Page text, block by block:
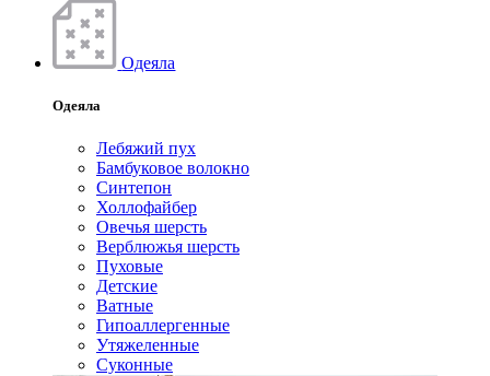
Одеяла
Одеяла
Лебяжий пух
Бамбуковое волокно
Синтепон
Холлофайбер
Овечья шерсть
Верблюжья шерсть
Пуховые
Детские
Ватные
Гипоаллергенные
Утяжеленные
Суконные